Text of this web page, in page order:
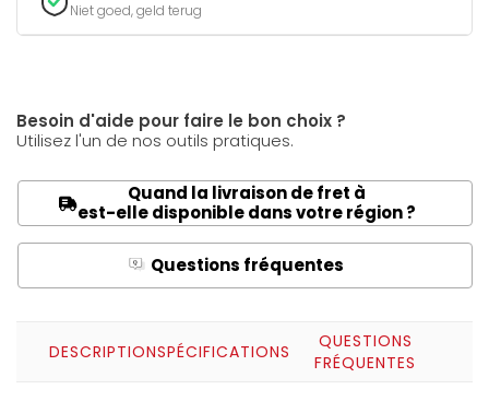
Niet goed, geld terug
Besoin d'aide pour faire le bon choix ?
Utilisez l'un de nos outils pratiques.
Quand la livraison de fret à
est-elle disponible dans votre région ?
Q Questions fréquentes
DESCRIPTIONSPÉCIFICATIONS
QUESTIONS
FRÉQUENTES